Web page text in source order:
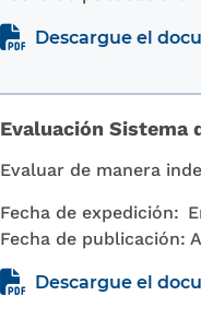
Descargue el
Evaluación Sistema
Evaluar de manera
Fecha de expedición:
Fecha de publicación:
Descargue el